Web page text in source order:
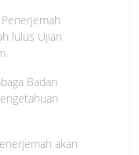
lulus Ujian
Badan
akan